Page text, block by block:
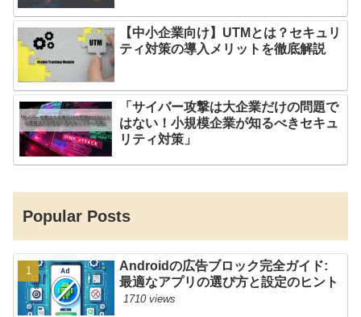
【中小企業向け】UTMとは？セキュリ
ティ対策の導入メリットを徹底解説
「サイバー攻撃は大企業だけの問題で
はない！小規模企業が知るべきセキュ
リティ対策」
Popular Posts
Androidの広告ブロック完全ガイド:
最適なアプリの選び方と設定のヒント
1710 views